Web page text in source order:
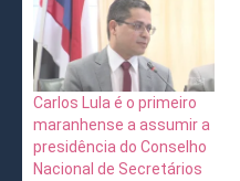
Carlos Lula é o primeiro
maranhense a assumir a
presidência do Conselho
Nacional de Secretários